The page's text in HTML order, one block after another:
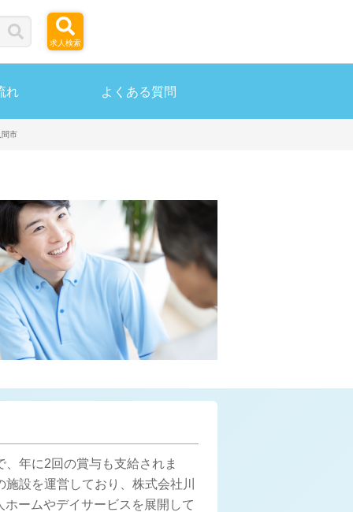
求人検索
れ よくある質問
間市
年に2回の賞与も支給されま
設を運営しており、株式会社川
ームやデイサービスを展開して